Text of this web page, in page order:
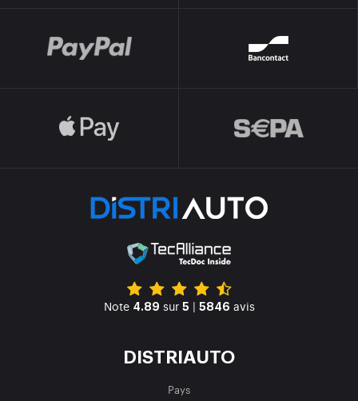
Note 4.89 sur 5 | 5846 avis
DISTRIAUTO
Pays